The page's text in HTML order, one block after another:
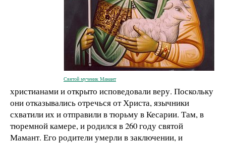
Святой мученик Мамант
христианами и открыто исповедовали веру. Поскольку
они отказывались отречься от Христа, язычники
схватили их и отправили в тюрьму в Кесарии. Там, в
тюремной камере, и родился в 260 году святой
Мамант. Его родители умерли в заключении, и